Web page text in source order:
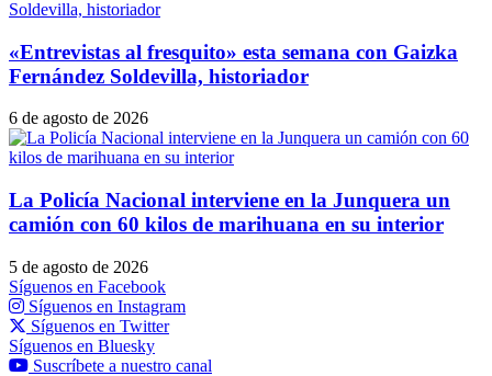
«Entrevistas al fresquito» esta semana con Gaizka
Fernández Soldevilla, historiador
6 de agosto de 2026
La Policía Nacional interviene en la Junquera un
camión con 60 kilos de marihuana en su interior
5 de agosto de 2026
Síguenos en Facebook
Síguenos en Instagram
Síguenos en Twitter
Síguenos en Bluesky
Suscríbete a nuestro canal